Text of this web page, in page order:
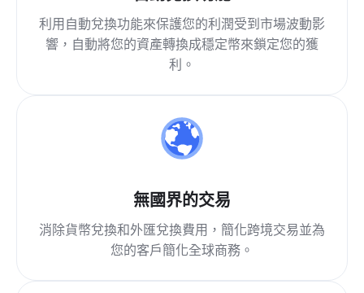
利用自動兌換功能來保護您的利潤受到市場波動影
響，自動將您的資產轉換成穩定幣來鎖定您的獲
利。
無國界的交易
消除貨幣兌換和外匯兌換費用，簡化跨境交易並為
您的客戶簡化全球商務。